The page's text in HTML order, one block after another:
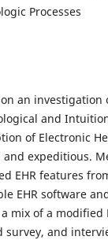
Processes
an investigation
and
of Electronic
expeditious.
EHR features
EHR software
mix of a modified
and